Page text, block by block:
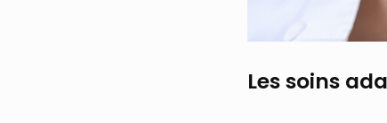
Les soins